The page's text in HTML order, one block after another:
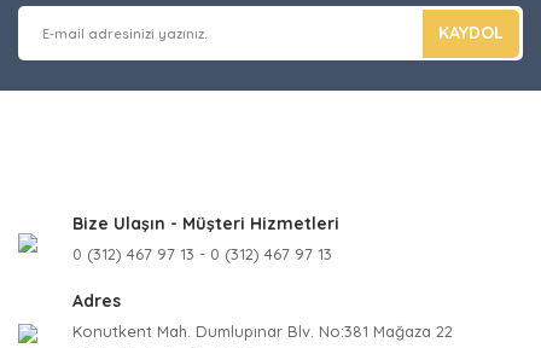
KAYDOL
Bize Ulaşın - Müşteri Hizmetleri
0 (312) 467 97 13 - 0 (312) 467 97 13
Adres
Konutkent Mah. Dumlupınar Blv. No:381 Mağaza 22